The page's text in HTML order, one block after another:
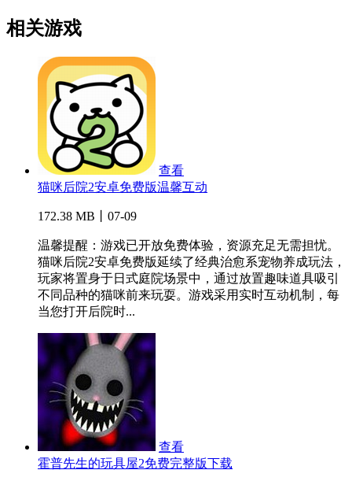
相关游戏
查看
猫咪后院2安卓免费版温馨互动
172.38 MB丨07-09
温馨提醒：游戏已开放免费体验，资源充足无需担忧。
猫咪后院2安卓免费版延续了经典治愈系宠物养成玩法，
玩家将置身于日式庭院场景中，通过放置趣味道具吸引
不同品种的猫咪前来玩耍。游戏采用实时互动机制，每
当您打开后院时...
查看
霍普先生的玩具屋2免费完整版下载